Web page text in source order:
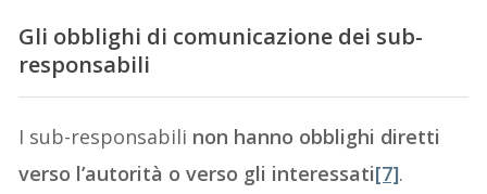
Gli obblighi di comunicazione dei sub-
responsabili
I sub-responsabili non hanno obblighi diretti
verso l’autorità o verso gli interessati[7].